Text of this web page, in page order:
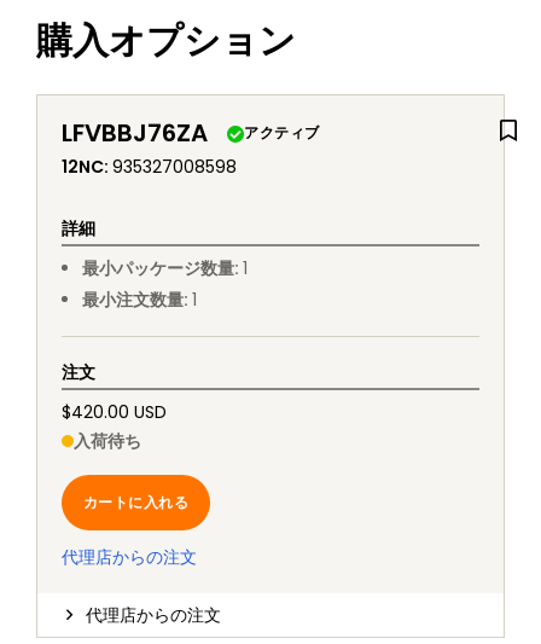
購入オプション
LFVBBJ76ZA アクティブ
12NC: 935327008598
詳細
最小パッケージ数量: 1
最小注文数量: 1
注文
$420.00 USD
入荷待ち
カートに入れる
代理店からの注文
代理店からの注文